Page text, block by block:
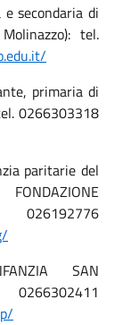
secondaria di
tel.
primaria di
0266303318
paritarie del
SAN